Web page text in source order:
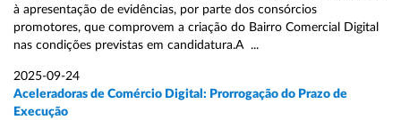
à apresentação de evidências, por parte dos consórcios
promotores, que comprovem a criação do Bairro Comercial Digital
nas condições previstas em candidatura.A ...
2025-09-24
Aceleradoras de Comércio Digital: Prorrogação do Prazo de
Execução